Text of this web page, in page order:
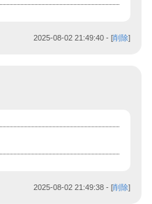
2025-08-02 21:49:40 - [削除]
2025-08-02 21:49:38 - [削除]